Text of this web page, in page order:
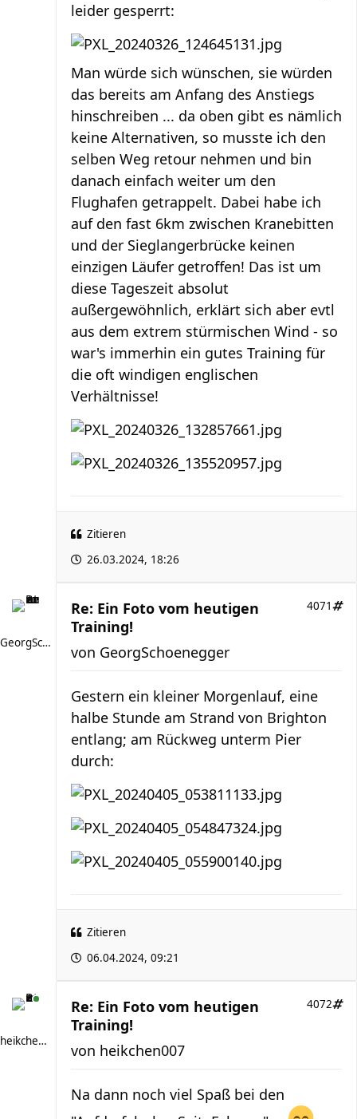
leider gesperrt:
Man würde sich wünschen, sie würden
das bereits am Anfang des Anstiegs
hinschreiben ... da oben gibt es nämlich
keine Alternativen, so musste ich den
selben Weg retour nehmen und bin
danach einfach weiter um den
Flughafen getrappelt. Dabei habe ich
auf den fast 6km zwischen Kranebitten
und der Sieglangerbrücke keinen
einzigen Läufer getroffen! Das ist um
diese Tageszeit absolut
außergewöhnlich, erklärt sich aber evtl
aus dem extrem stürmischen Wind - so
war's immerhin ein gutes Training für
die oft windigen englischen
Verhältnisse!
Zitieren
26.03.2024, 18:26
GeorgSchoenegger
Re: Ein Foto vom heutigen
Training!
4071
von GeorgSchoenegger
Gestern ein kleiner Morgenlauf, eine
halbe Stunde am Strand von Brighton
entlang; am Rückweg unterm Pier
durch:
Zitieren
06.04.2024, 09:21
heikchen007
Re: Ein Foto vom heutigen
Training!
4072
von heikchen007
Na dann noch viel Spaß bei den